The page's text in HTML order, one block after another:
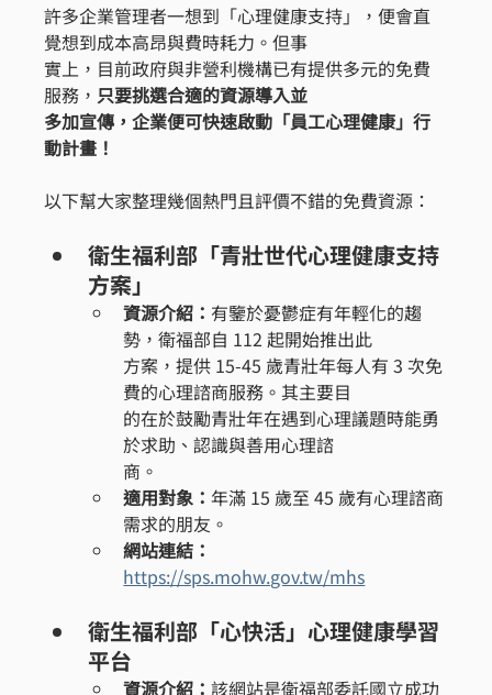
許多企業管理者一想到「心理健康支持」，便會直
覺想到成本高昂與費時耗力。但事
實上，目前政府與非營利機構已有提供多元的免費
服務， 只要挑選合適的資源導入並
多加宣傳，企業便可快速啟動「員工心理健康」行
動計畫！
以下幫大家整理幾個熱門且評價不錯的免費資源：
衛生福利部「青壯世代心理健康支持
方案」
資源介紹： 有鑒於憂鬱症有年輕化的趨
勢，衛福部自 112 起開始推出此
方案，提供 15-45 歲青壯年每人有 3 次免
費的心理諮商服務。其主要目
的在於鼓勵青壯年在遇到心理議題時能勇
於求助、認識與善用心理諮
商。
適用對象：年滿 15 歲至 45 歲有心理諮商
需求的朋友。
網站連結：
https://sps.mohw.gov.tw/mhs
衛生福利部「心快活」心理健康學習
平台
資源介紹：該網站是衛福部委託國立成功